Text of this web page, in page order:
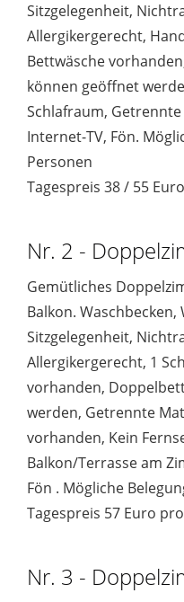
Sitzgelegenheit,
Allergikergerecht,
Bettwäsche
können geöffnet
Schlafraum,
Internet-TV, Fön.
Personen
Tagespreis 38 / 55
Nr. 2 -
Gemütliches
Balkon. Waschbecken,
Sitzgelegenheit,
Allergikergerecht, 1
vorhanden,
werden, Getrennte
vorhanden, Kein
Balkon/Terrasse am
Fön . Mögliche
Tagespreis 57 Euro
Nr. 3 -